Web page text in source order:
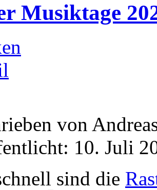
Musiktage
von
10. Juli
sind die